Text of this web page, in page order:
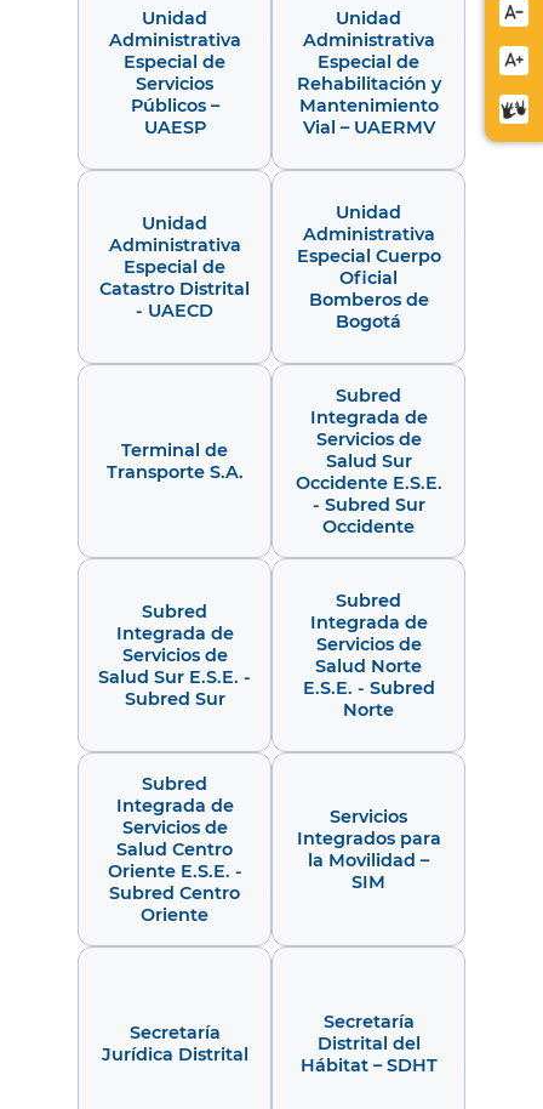
de
Unidad
Administrativa
Especial de
Servicios
Públicos –
UAESP
Unidad
Administrativa
Especial de
Rehabilitación y
Mantenimiento
Vial – UAERMV
Unidad
Administrativa
Especial de
Catastro Distrital
- UAECD
Unidad
Administrativa
Especial Cuerpo
Oficial
Bomberos de
Bogotá
Terminal de
Transporte S.A.
Subred
Integrada de
Servicios de
Salud Sur
Occidente E.S.E.
- Subred Sur
Occidente
Subred
Integrada de
Servicios de
Salud Sur E.S.E. -
Subred Sur
Subred
Integrada de
Servicios de
Salud Norte
E.S.E. - Subred
Norte
Subred
Integrada de
Servicios de
Salud Centro
Oriente E.S.E. -
Subred Centro
Oriente
Servicios
Integrados para
la Movilidad –
SIM
Secretaría
Jurídica Distrital
Secretaría
Distrital del
Hábitat – SDHT